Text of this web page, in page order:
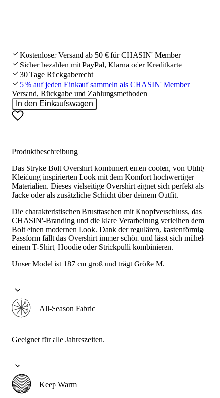
Kostenloser Versand ab 50 € für CHASIN' Member
Sicher bezahlen mit PayPal, Klarna oder Kreditkarte
30 Tage Rückgaberecht
5 % auf jeden Einkauf sammeln als CHASIN' Member
Versand, Rückgabe und Zahlungsmethoden
In den Einkaufswagen
Produktbeschreibung
Das Stryke Bolt Overshirt kombiniert einen coolen, von Utility-
Kleidung inspirierten Look mit dem Komfort hochwertiger
Materialien. Dieses vielseitige Overshirt eignet sich perfekt als
Jacke oder als zusätzliche Schicht über deinem Outfit.
Die charakteristischen Brusttaschen mit Knopfverschluss, das
CHASIN'-Branding und die klare Verarbeitung verleihen dem
Bolt einen modernen Look. Dank der regulären, kastenförmigen
Passform fällt das Overshirt immer schön und lässt sich mühelos
einem T-Shirt, Hoodie oder Strickpulli kombinieren.
Unser Model ist 187 cm groß und trägt Größe M.
All-Season Fabric
Geeignet für alle Jahreszeiten.
Keep Warm